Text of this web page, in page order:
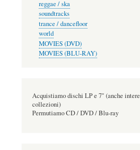
reggae / ska
soundtracks
trance / dancefloor
world
MOVIES (DVD)
MOVIES (BLU-RAY)
Acquistiamo dischi LP e 7" (anche intere
collezioni)
Permutiamo CD / DVD / Blu-ray